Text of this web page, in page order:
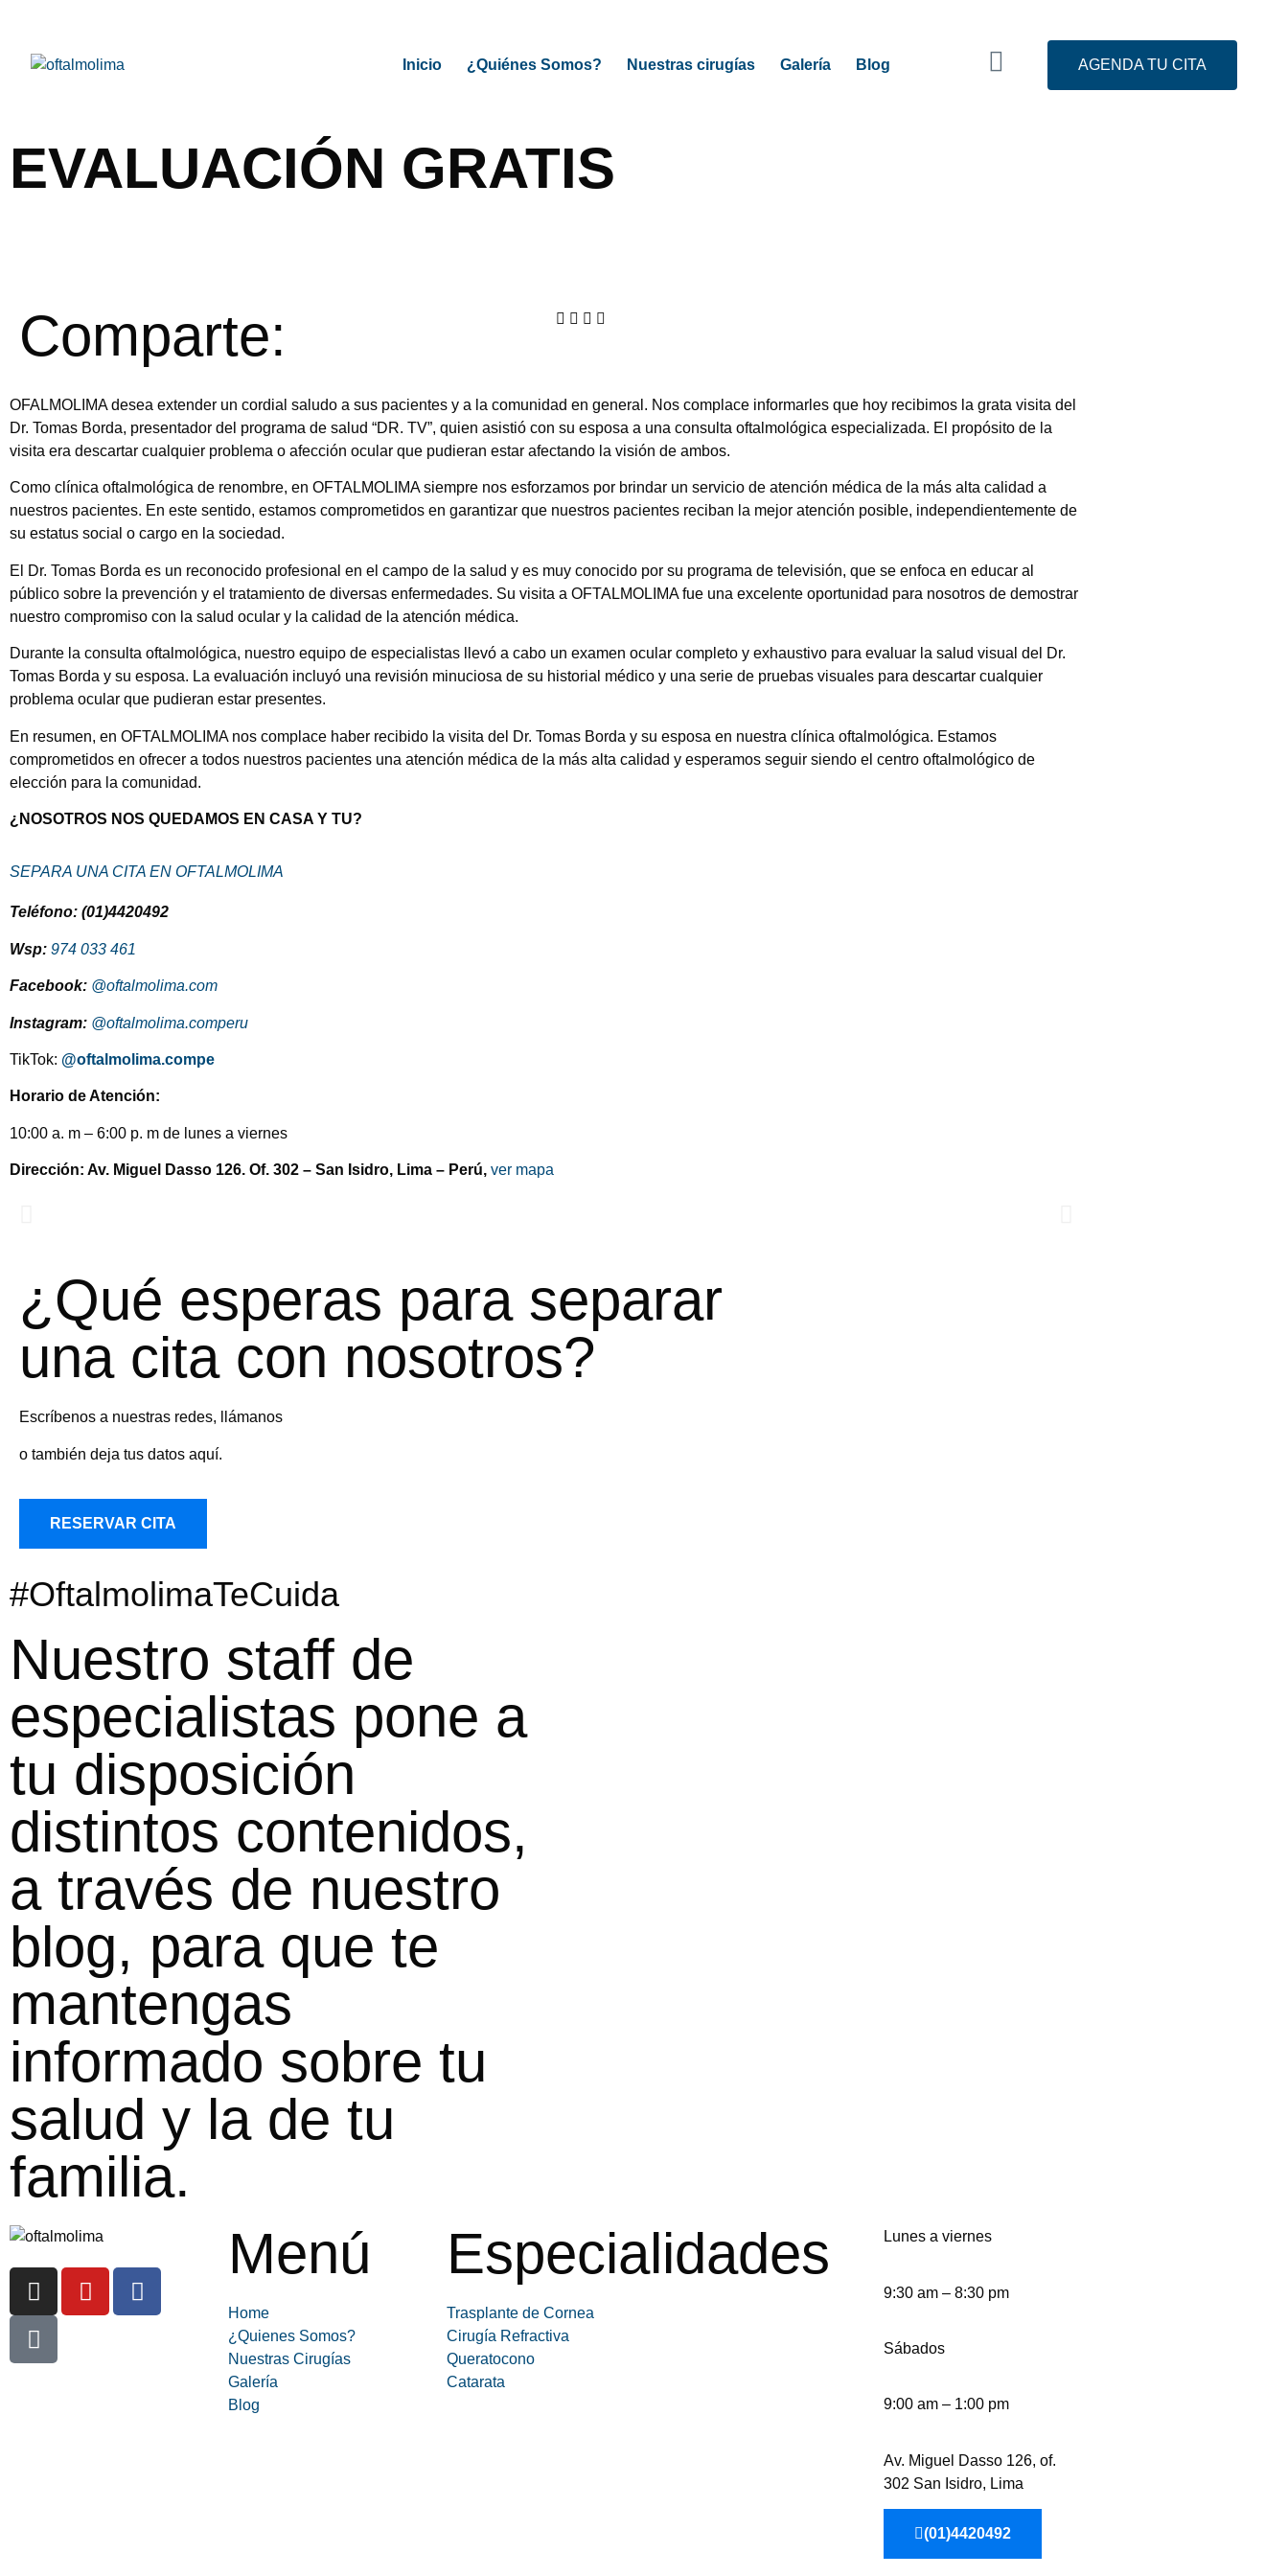
Inicio ¿Quiénes Somos? Nuestras cirugías Galería Blog AGENDA TU CITA
EVALUACIÓN GRATIS
Comparte:
OFALMOLIMA desea extender un cordial saludo a sus pacientes y a la comunidad en general. Nos complace informarles que hoy recibimos la grata visita del
Dr. Tomas Borda, presentador del programa de salud “DR. TV”, quien asistió con su esposa a una consulta oftalmológica especializada. El propósito de la
visita era descartar cualquier problema o afección ocular que pudieran estar afectando la visión de ambos.
Como clínica oftalmológica de renombre, en OFTALMOLIMA siempre nos esforzamos por brindar un servicio de atención médica de la más alta calidad a
nuestros pacientes. En este sentido, estamos comprometidos en garantizar que nuestros pacientes reciban la mejor atención posible, independientemente de
su estatus social o cargo en la sociedad.
El Dr. Tomas Borda es un reconocido profesional en el campo de la salud y es muy conocido por su programa de televisión, que se enfoca en educar al
público sobre la prevención y el tratamiento de diversas enfermedades. Su visita a OFTALMOLIMA fue una excelente oportunidad para nosotros de demostrar
nuestro compromiso con la salud ocular y la calidad de la atención médica.
Durante la consulta oftalmológica, nuestro equipo de especialistas llevó a cabo un examen ocular completo y exhaustivo para evaluar la salud visual del Dr.
Tomas Borda y su esposa. La evaluación incluyó una revisión minuciosa de su historial médico y una serie de pruebas visuales para descartar cualquier
problema ocular que pudieran estar presentes.
En resumen, en OFTALMOLIMA nos complace haber recibido la visita del Dr. Tomas Borda y su esposa en nuestra clínica oftalmológica. Estamos
comprometidos en ofrecer a todos nuestros pacientes una atención médica de la más alta calidad y esperamos seguir siendo el centro oftalmológico de
elección para la comunidad.
¿NOSOTROS NOS QUEDAMOS EN CASA Y TU?
SEPARA UNA CITA EN OFTALMOLIMA
Teléfono: (01)4420492
Wsp: 974 033 461
Facebook: @oftalmolima.com
Instagram: @oftalmolima.comperu
TikTok: @oftalmolima.compe
Horario de Atención:
10:00 a. m – 6:00 p. m de lunes a viernes
Dirección: Av. Miguel Dasso 126. Of. 302 – San Isidro, Lima – Perú, ver mapa
¿Qué esperas para separar
una cita con nosotros?
Escríbenos a nuestras redes, llámanos
o también deja tus datos aquí.
RESERVAR CITA
#OftalmolimaTeCuida
Nuestro staff de
especialistas pone a
tu disposición
distintos contenidos,
a través de nuestro
blog, para que te
mantengas
informado sobre tu
salud y la de tu
familia.
Menú
Home
¿Quienes Somos?
Nuestras Cirugías
Galería
Blog
Especialidades
Trasplante de Cornea
Cirugía Refractiva
Queratocono
Catarata
Lunes a viernes
9:30 am – 8:30 pm
Sábados
9:00 am – 1:00 pm
Av. Miguel Dasso 126, of.
302 San Isidro, Lima
(01)4420492